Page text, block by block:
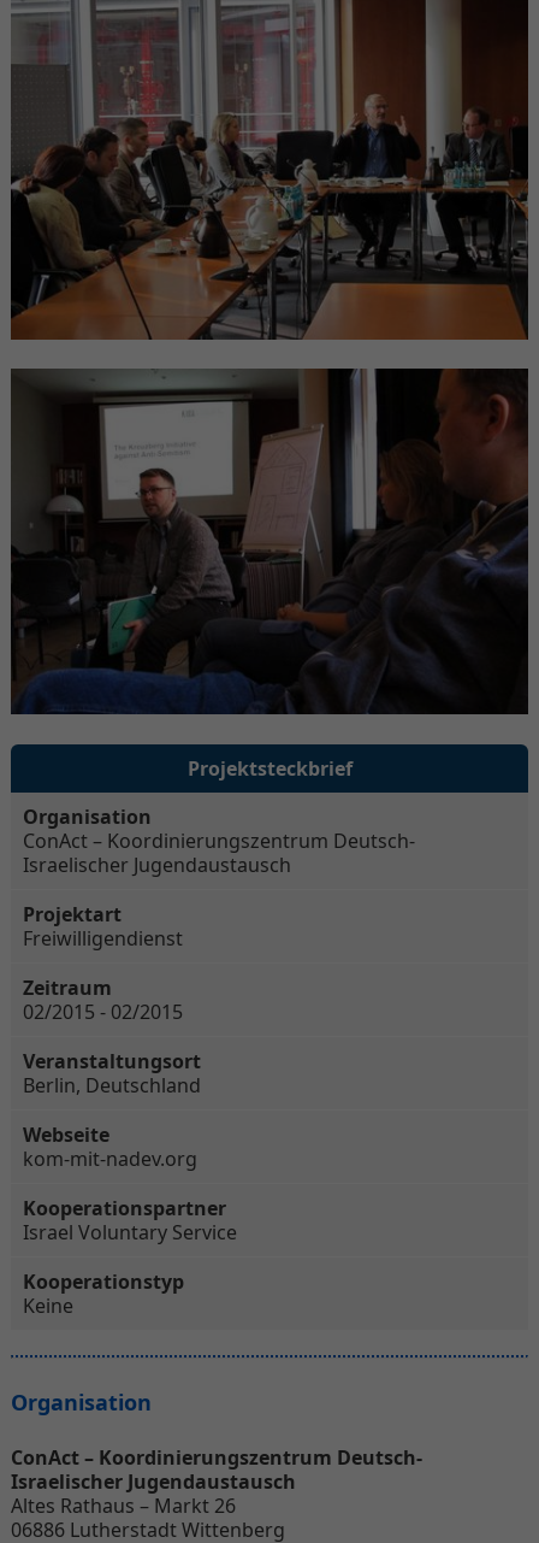
Projektsteckbrief
Organisation
ConAct – Koordinierungszentrum Deutsch-
Israelischer Jugendaustausch
Projektart
Freiwilligendienst
Zeitraum
02/2015 - 02/2015
Veranstaltungsort
Berlin, Deutschland
Webseite
kom-mit-nadev.org
Kooperationspartner
Israel Voluntary Service
Kooperationstyp
Keine
Organisation
ConAct – Koordinierungszentrum Deutsch-
Israelischer Jugendaustausch
Altes Rathaus – Markt 26
06886 Lutherstadt Wittenberg